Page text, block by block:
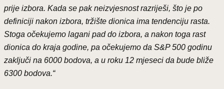
prije izbora. Kada se pak neizvjesnost razriješi, što je po
definiciji nakon izbora, tržište dionica ima tendenciju rasta.
Stoga očekujemo lagani pad do izbora, a nakon toga rast
dionica do kraja godine, pa očekujemo da S&P 500 godinu
zaključi na 6000 bodova, a u roku 12 mjeseci da bude bliže
6300 bodova.“